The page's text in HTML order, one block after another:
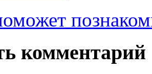
комментарий